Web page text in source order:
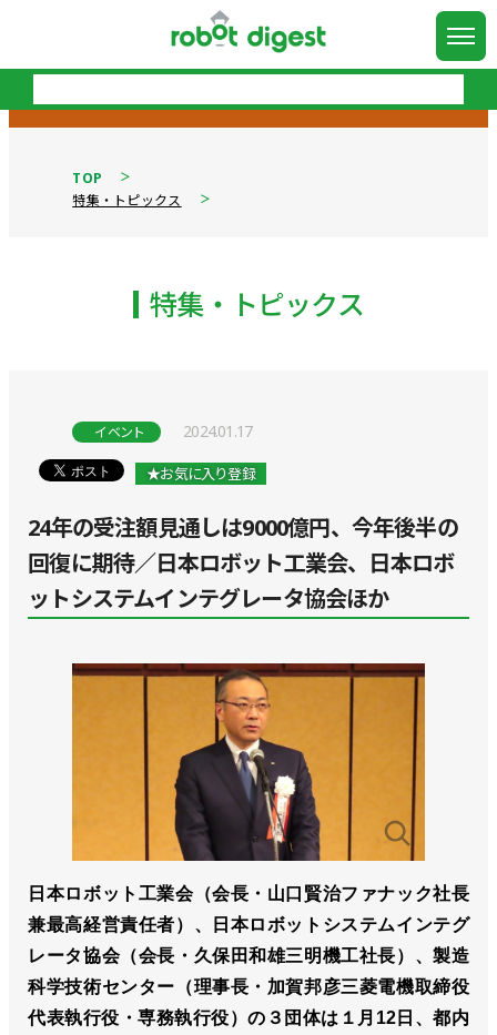
TOP
特集・トピックス
特集・トピックス
イベント 2024.01.17
★お気に入り登録
24年の受注額見通しは9000億円、今年後半の
回復に期待／日本ロボット工業会、日本ロボ
ットシステムインテグレータ協会ほか
日本ロボット工業会（会長・山口賢治ファナック社長
兼最高経営責任者）、日本ロボットシステムインテグ
レータ協会（会長・久保田和雄三明機工社長）、製造
科学技術センター（理事長・加賀邦彦三菱電機取締役
代表執行役・専務執行役）の３団体は１月12日、都内